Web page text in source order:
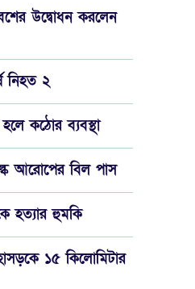
উদ্বোধন করলেন
নিহত ২
কঠোর ব্যবস্থা
আরোপের বিল পাস
হত্যার হুমকি
১৫ কিলোমিটার